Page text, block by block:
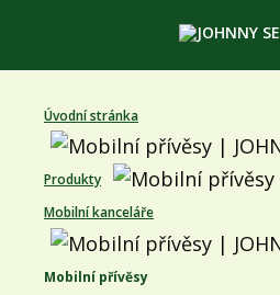
Úvodní stránka
Produkty
Mobilní kanceláře
Mobilní přívěsy